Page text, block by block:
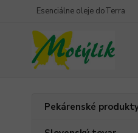
Esenciálne oleje doTerra
Pekárenské